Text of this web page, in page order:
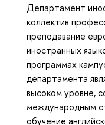
Департамент
коллектив
преподавание
иностранных
программах
департамента
высоком уровне,
международным
обучение